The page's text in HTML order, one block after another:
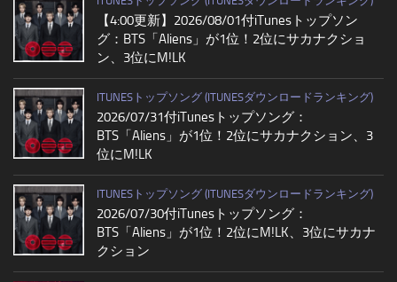
【4:00更新】2026/08/01付iTunesトップソン
グ：BTS「Aliens」が1位！2位にサカナクショ
ン、3位にM!LK
ITUNESトップソング (ITUNESダウンロードランキング)
2026/07/31付iTunesトップソング：
BTS「Aliens」が1位！2位にサカナクション、3
位にM!LK
ITUNESトップソング (ITUNESダウンロードランキング)
2026/07/30付iTunesトップソング：
BTS「Aliens」が1位！2位にM!LK、3位にサカナ
クション